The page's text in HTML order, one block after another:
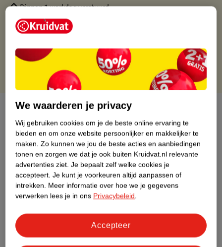
Binnen 1 werkdag verstuurd
Gratis thuisbezorgd
Gratis retourneren via verkooppartner.
Over dit product
Productinformatie
Nature Impact Score
Dit product heeft (nog) geen Nature
Impact Score.
Meer informatie
Bestel & Bezorginformatie
We waarderen je privacy
Wij gebruiken cookies om je de beste online ervaring te
bieden en om onze website persoonlijker en makkelijker te
maken. Zo kunnen we jou de beste acties en aanbiedingen
tonen en zorgen we dat je ook buiten Kruidvat.nl relevante
advertenties ziet. Je bepaalt zelf welke cookies je
accepteert. Je kunt je voorkeuren altijd aanpassen of
intrekken. Meer informatie over hoe we je gegevens
verwerken lees je in ons Privacybeleid.
Accepteer